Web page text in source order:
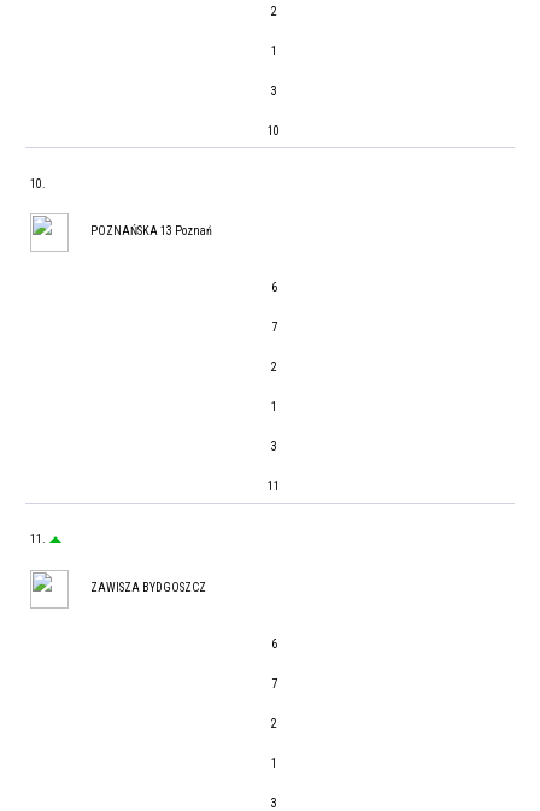
2
1
3
10
10.
POZNAŃSKA 13 Poznań
6
7
2
1
3
11
11.
ZAWISZA BYDGOSZCZ
6
7
2
1
3